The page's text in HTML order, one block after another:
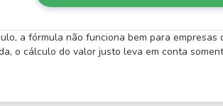
a fórmula não funciona bem para empresas
o cálculo do valor justo leva em conta